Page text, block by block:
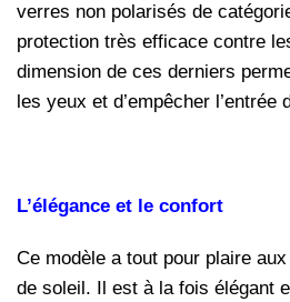
verres non polarisés de
protection très efficace contre
dimension de ces derniers
les yeux et d’empêcher l’entrée
L’élégance et le confort
Ce modèle a tout pour plaire
de soleil. Il est à la fois élégant